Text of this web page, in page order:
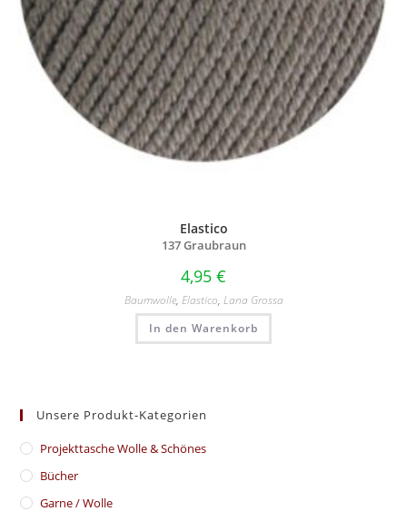
Elastico
137 Graubraun
4,95 €
Baumwolle, Elastico, Lana Grossa
In den Warenkorb
Unsere Produkt-Kategorien
​Projekttasche Wolle & Schönes
Bücher
Garne / Wolle